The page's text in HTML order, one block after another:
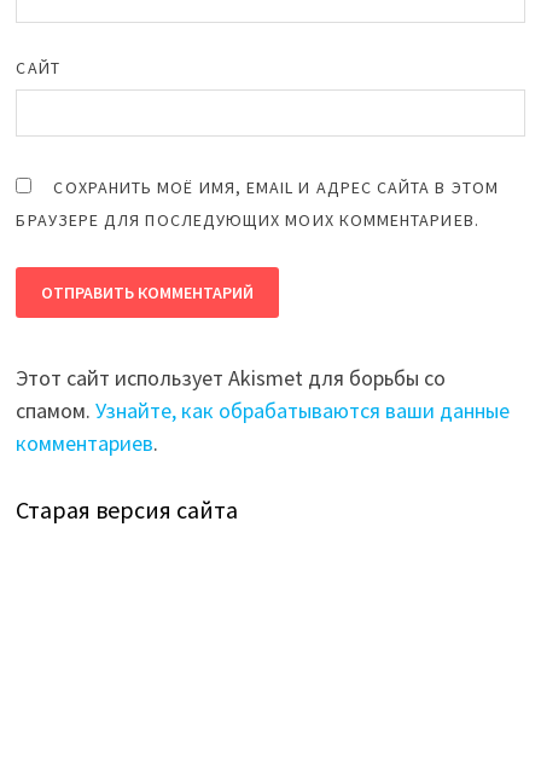
САЙТ
СОХРАНИТЬ МОЁ ИМЯ, EMAIL И АДРЕС САЙТА В ЭТОМ
БРАУЗЕРЕ ДЛЯ ПОСЛЕДУЮЩИХ МОИХ КОММЕНТАРИЕВ.
Этот сайт использует Akismet для борьбы со
спамом.Узнайте, как обрабатываются ваши данные
комментариев.
Старая версия сайта